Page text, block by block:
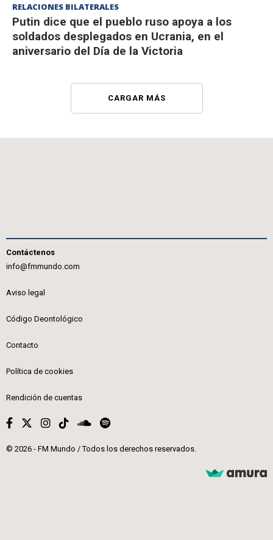
RELACIONES BILATERALES
Putin dice que el pueblo ruso apoya a los
soldados desplegados en Ucrania, en el
aniversario del Día de la Victoria
CARGAR MÁS
Contáctenos
info@fmmundo.com
Aviso legal
Código Deontológico
Contacto
Política de cookies
Rendición de cuentas
© 2026 - FM Mundo / Todos los derechos reservados.